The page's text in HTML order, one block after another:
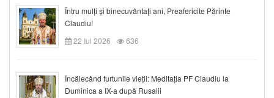
Întru mulți și binecuvântați ani, Preafericite Părinte
Claudiu!
22 Iul 2026
636
Încălecând furtunile vieții: Meditația PF Claudiu la
Duminica a IX-a după Rusalii